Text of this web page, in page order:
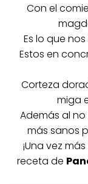
Con el
Es lo que
Estos en
Corteza
miga
Además al
más sanos
¡Una vez
receta de